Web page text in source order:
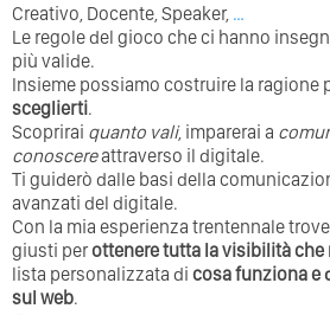
Creativo, Docente, Speaker, …
Le regole del gioco che ci hanno
più valide.
Insieme possiamo costruire la ragione
sceglierti.
Scoprirai quanto vali, imparerai a
conoscereattraverso il digitale.
Ti guiderò dalle basi della
avanzati del digitale.
Con la mia esperienza trentennale
giusti perottenere tutta la visibilità che
lista personalizzata di cosa funziona e
sul web.